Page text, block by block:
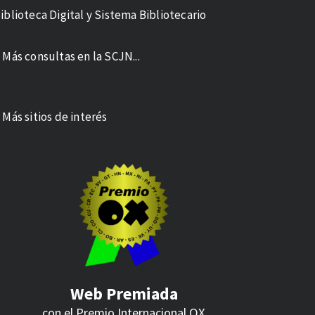
Digital y Sistema Bibliotecario
Más consultas en la SCJN...
Más sitios de interés
Web Premiada